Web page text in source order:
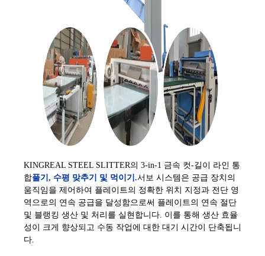
KINGREAL STEEL SLITTER의 3-in-1 금속 컷-길이 라인 통
합풀기, 수평 맞추기 및 먹이기.서보 시스템은 공급 장치의
움직임을 제어하여 플레이트의 정확한 위치 지정과 전단 영
역으로의 연속 공급을 달성함으로써 플레이트의 연속 절단
및 블랭킹 생산 및 처리를 실현합니다. 이를 통해 생산 효율
성이 크게 향상되고 수동 작업에 대한 대기 시간이 단축됩니
다.